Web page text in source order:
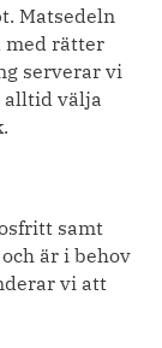
Matsedeln
med rätter
serverar vi
alltid välja
samt
är i behov
vi att